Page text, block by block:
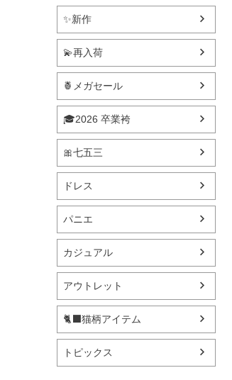
✨新作
💫再入荷
🍍メガセール
🎓2026 卒業袴
🎀七五三
ドレス
パニエ
カジュアル
アウトレット
🐈‍⬛猫柄アイテム
トピックス